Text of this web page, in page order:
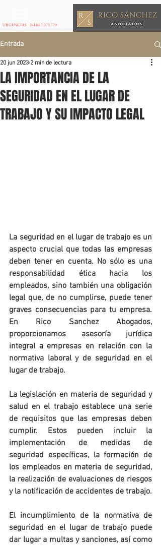
URGENCIAS 24H617.373.779
Entrada
LA IMPORTANCIA DE LA
SEGURIDAD EN EL LUGAR DE
TRABAJO Y SU IMPACTO LEGAL
20 jun 2023 2 min de lectura
La seguridad en el lugar de trabajo es un
aspecto crucial que todas las empresas
deben tener en cuenta. No sólo es una
responsabilidad ética hacia los
empleados, sino también una obligación
legal que, de no cumplirse, puede tener
graves consecuencias para tu empresa.
En Rico Sanchez Abogados,
proporcionamos asesoría jurídica
integral a empresas en relación con la
normativa laboral y de seguridad en el
lugar de trabajo.
La legislación en materia de seguridad y
salud en el trabajo establece una serie
de requisitos que las empresas deben
cumplir. Estos pueden incluir la
implementación de medidas de
seguridad específicas, la formación de
los empleados en materia de seguridad,
la realización de evaluaciones de riesgos
y la notificación de accidentes de trabajo.
El incumplimiento de la normativa de
seguridad en el lugar de trabajo puede
dar lugar a multas y sanciones, así como